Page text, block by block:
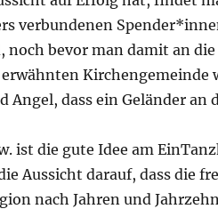
ver­bun­de­nen
noch bevor man damit an
Kir­chen­ge­mein­de
Angel, dass ein Gelän­der
ist die gute Idee am
Aus­sicht dar­auf, dass die
nach Jah­ren und